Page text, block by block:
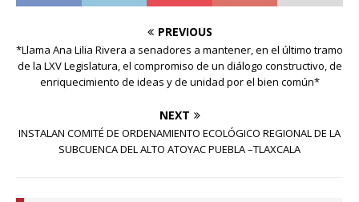
PREVIOUS
*Llama Ana Lilia Rivera a senadores a mantener, en el último tramo
de la LXV Legislatura, el compromiso de un diálogo constructivo, de
enriquecimiento de ideas y de unidad por el bien común*
NEXT
INSTALAN COMITÉ DE ORDENAMIENTO ECOLÓGICO REGIONAL DE LA
SUBCUENCA DEL ALTO ATOYAC PUEBLA –TLAXCALA